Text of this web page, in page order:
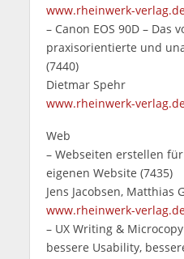
www.rheinwerk-
– Canon EOS 90D – Das
praxisorientierte und
(7440)
Dietmar Spehr
www.rheinwerk-
Web
– Webseiten erstellen
eigenen Website (7435)
Jens Jacobsen, Matthias
www.rheinwerk-
– UX Writing &
bessere Usability,